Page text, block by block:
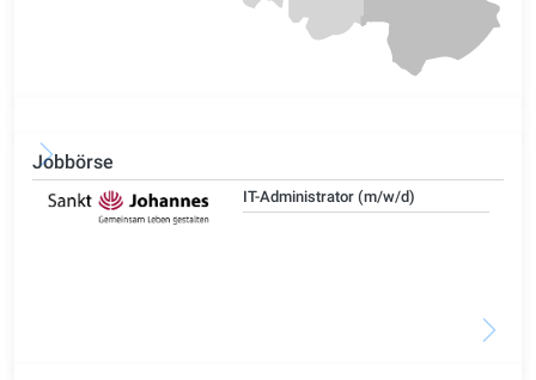
Jobbörse
IT-Administrator (m/w/d)